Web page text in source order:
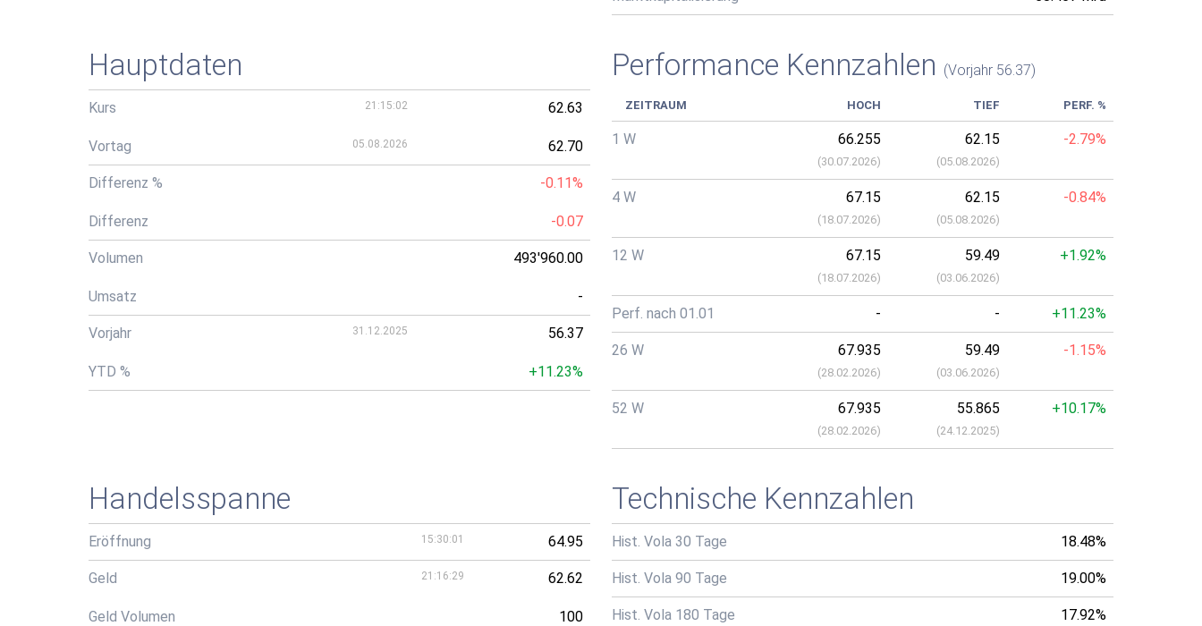
Hauptdaten
Kurs 21:15:02 62.63
Vortag 05.08.2026 62.70
Differenz % -0.11%
Differenz -0.07
Volumen 493'960.00
Umsatz -
Vorjahr 31.12.2025 56.37
YTD % +11.23%
Performance Kennzahlen (Vorjahr 56.37)
ZEITRAUM HOCH TIEF PERF. %
1 W 66.255
(30.07.2026)
62.15
(05.08.2026)
-2.79%
4 W 67.15
(18.07.2026)
62.15
(05.08.2026)
-0.84%
12 W 67.15
(18.07.2026)
59.49
(03.06.2026)
+1.92%
Perf. nach 01.01 - - +11.23%
26 W 67.935
(28.02.2026)
59.49
(03.06.2026)
-1.15%
52 W 67.935
(28.02.2026)
55.865
(24.12.2025)
+10.17%
Handelsspanne
Eröffnung 15:30:01 64.95
Geld 21:16:29 62.62
Geld Volumen 100
Technische Kennzahlen
Hist. Vola 30 Tage 18.48%
Hist. Vola 90 Tage 19.00%
Hist. Vola 180 Tage 17.92%